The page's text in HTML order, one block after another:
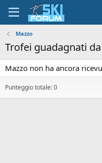
Mazzo
Trofei guadagnati
Mazzo non ha ancora
Punteggio totale: 0